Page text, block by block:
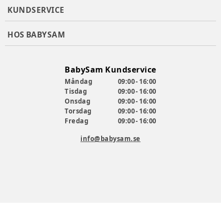
*Notera:Adapter för spjälsängar och babysitters säljs
KUNDSERVICE
HOS BABYSAM
BabySam Kundservice
Måndag
09:00 - 16:00
Tisdag
09:00 - 16:00
Onsdag
09:00 - 16:00
Torsdag
09:00 - 16:00
Fredag
09:00 - 16:00
info@babysam.se